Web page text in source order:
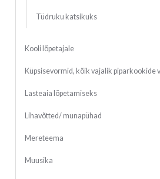
Tüdruku katsikuks
Kooli lõpetajale
Küpsisevormid, kõik vajalik piparkookide
Lasteaia lõpetamiseks
Lihavõtted/ munapühad
Mereteema
Muusika